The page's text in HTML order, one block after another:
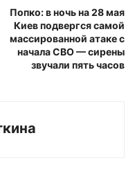
Попко: в ночь на 28 мая
Киев подвергся самой
массированной атаке с
начала СВО — сирены
звучали пять часов